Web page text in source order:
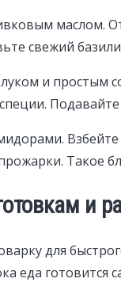
маслом.
свежий
и простым
Такое
и
для
еда готовится